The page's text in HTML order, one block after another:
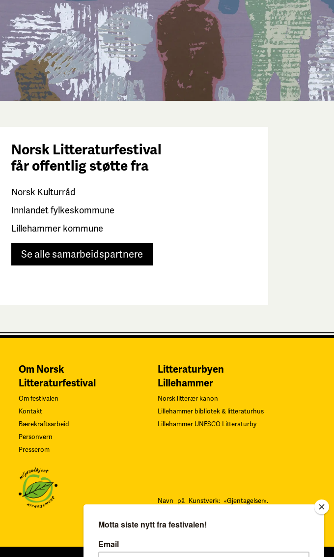
Norsk Litteraturfestival
får offentlig støtte fra
Norsk Kulturråd
Innlandet fylkeskommune
Lillehammer kommune
Se alle samarbeidspartnere
Om Norsk
Litteraturfestival
Om festivalen
Kontakt
Bærekraftsarbeid
Personvern
Presserom
Litteraturbyen
Lillehammer
Norsk litterær kanon
Lillehammer bibliotek & litteraturhus
Lillehammer UNESCO Litteraturby
Navn på Kunstverk: «Gjentagelser».
Teknikk: Serigrafi.Foto: Øystein
Bjertnæs, BONO